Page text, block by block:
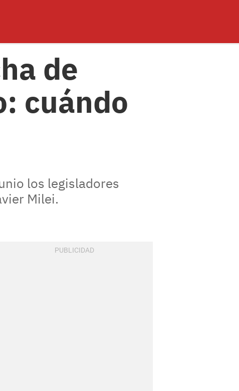
de
cuándo
los legisladores
Milei.